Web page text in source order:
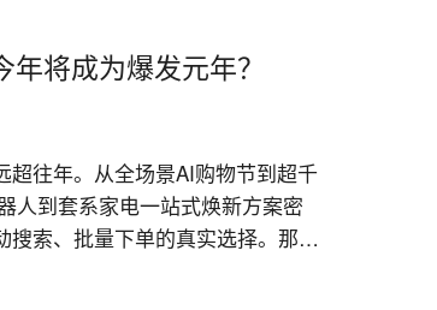
将成为爆发元年？
超往年。从全场景AI购物节到超千
人到套系家电一站式焕新方案密
索、批量下单的真实选择。那